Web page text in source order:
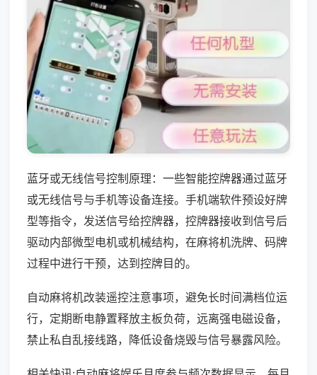
蓝牙或无线信号控制原理：一些智能控牌器通过蓝牙
或无线信号与手机等设备连接。手机端软件预设好牌
型等指令，发送信号给控牌器，控牌器接收到信号后
驱动内部微型电机或机械结构，在麻将机洗牌、码牌
过程中进行干预，达到控牌目的。
自动麻将机改装遥控注意事项，避免长时间满档位运
行，定期断电静置释放主板负荷，远离强电磁设备，
禁止私自乱接线路，降低设备烧毁与信号暴露风险。